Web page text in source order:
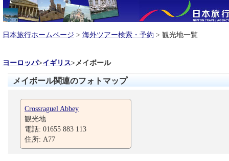
日本旅行ホームページ > 海外ツアー検索・予約 > 観光地一覧
ヨーロッパ>イギリス>メイボール
メイボール関連のフォトマップ
Crossraguel Abbey
観光地
電話: 01655 883 113
住所: A77